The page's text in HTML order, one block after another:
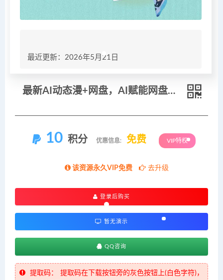
最近更新：2026年5月21日
最新AI动态漫+网盘，AI赋能网盘拉新，几秒一条拉爆收益
10 积分 优惠信息: 免费 VIP特权
该资源永久VIP免费 去升级
登录后购买
暂无演示
QQ咨询
提取码：
提取码在下载按钮旁的灰色按钮上(白色字符)，